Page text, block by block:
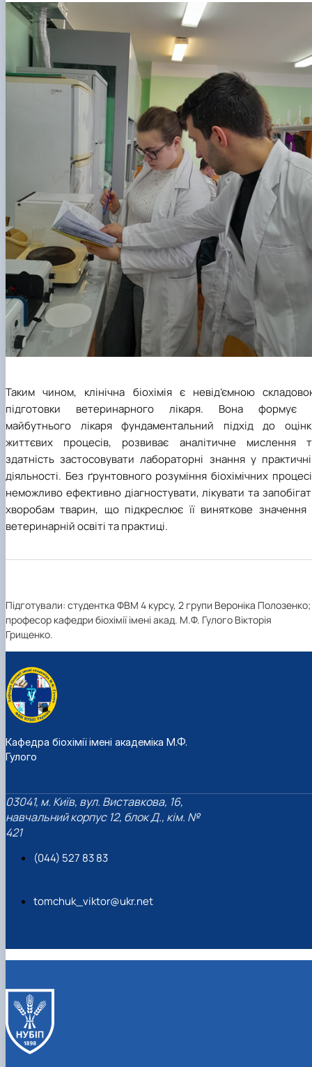
Таким чином, клінічна біохімія є невід’ємною
підготовки ветеринарного лікаря. Вона формує
майбутнього лікаря фундаментальний підхід до
життєвих процесів, розвиває аналітичне мислення
здатність застосовувати лабораторні знання у
діяльності. Без ґрунтовного розуміння біохімічних
неможливо ефективно діагностувати, лікувати та
хворобам тварин, що підкреслює її виняткове значення
ветеринарній освіті та практиці.
Підготували: студентка ФВМ 4 курсу, 2 групи Вероніка Полозенко;
професор кафедри біохімії імені акад. М.Ф. Гулого Вікторія
Грищенко.
Кафедра біохімії імені академіка М.Ф.
Гулого
03041, м. Київ, вул. Виставкова, 16,
навчальний корпус 12, блок Д., кім. №
421
(044) 527 83 83
tomchuk_viktor@ukr.net